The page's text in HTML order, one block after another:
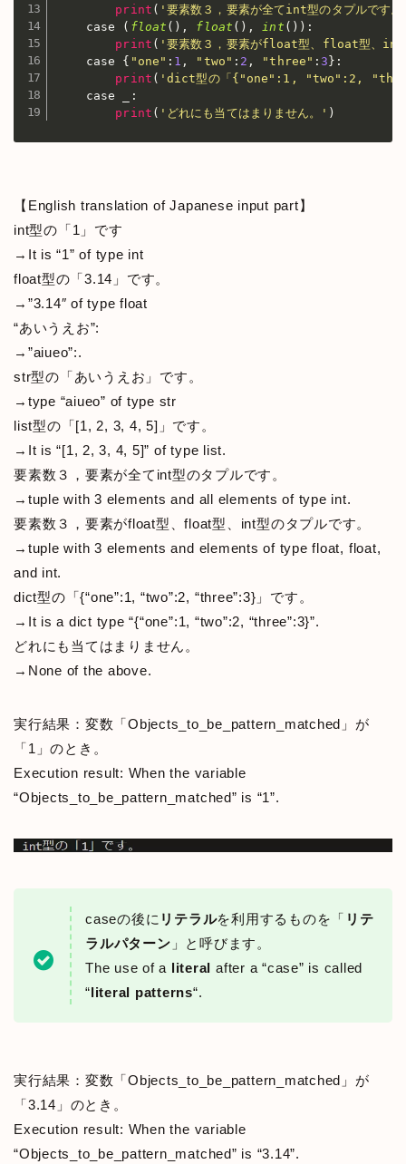
print ( '要素数３，要素が全てint型のタプルです
    case
( float ( ) , float ( ) , int ( ) ) :
print ( '要素数３，要素がfloat型、float型、int
    case
{ "one" : 1 , "two" : 2 , "three" :3 } :
print ( 'dict型の「{"one":1, "two":2,
    case _
:
print ( 'どれにも当てはまりません。' )
【English translation of Japanese input part】
int型の「1」です
→It is “1” of type int
float型の「3.14」です。
→”3.14″ of type float
“あいうえお”:
→”aiueo”:.
str型の「あいうえお」です。
→type “aiueo” of type str
list型の「[1, 2, 3, 4, 5]」です。
→It is “[1, 2, 3, 4, 5]” of type list.
要素数３，要素が全てint型のタプルです。
→tuple with 3 elements and all elements of type int.
要素数３，要素がfloat型、float型、int型のタプルです。
→tuple with 3 elements and elements of type float, float,
and int.
dict型の「{“one”:1, “two”:2, “three”:3}」です。
→It is a dict type “{“one”:1, “two”:2, “three”:3}”.
どれにも当てはまりません。
→None of the above.
実行結果：変数「Objects_to_be_pattern_matched」が
「1」のとき。
Execution result: When the variable
“Objects_to_be_pattern_matched” is “1”.
caseの後に リテラルを利用するものを「 リテ
ラルパターン 」と呼びます。
The use of a literal after a “case” is called
“literal patterns“.
実行結果：変数「Objects_to_be_pattern_matched」が
「3.14」のとき。
Execution result: When the variable
“Objects_to_be_pattern_matched” is “3.14”.